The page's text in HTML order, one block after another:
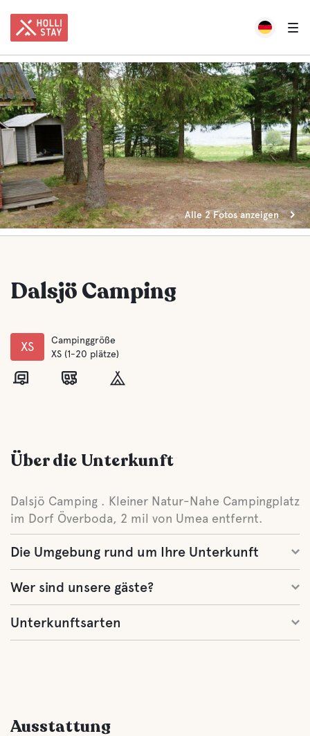
Alle 2 Fotos anzeigen
Dalsjö Camping
XS
Campinggröße
XS (1-20 plätze)
Über die Unterkunft
Dalsjö Camping . Kleiner Natur-Nahe Campingplatz
im Dorf Överboda, 2 mil von Umea entfernt.
Die Umgebung rund um Ihre Unterkunft
Wer sind unsere gäste?
Unterkunftsarten
Ausstattung